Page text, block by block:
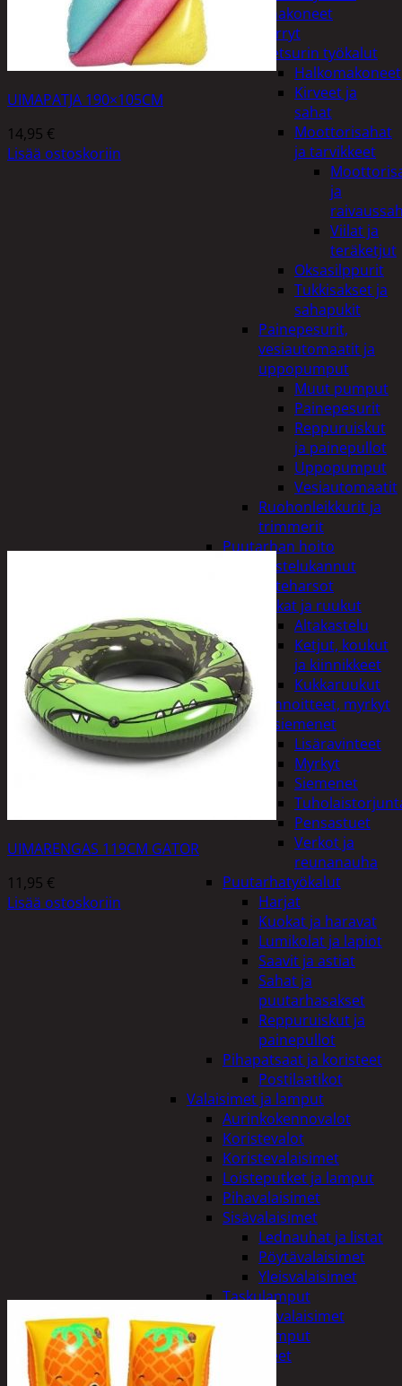
Puutarhakoneet
Kärryt
Metsurin työkalut
Halkomakoneet
Kirveet ja
sahat
Moottorisahat
ja tarvikkeet
ja
Viilat ja
teräketjut
Oksasilppurit
Tukkisakset ja
sahapukit
Painepesurit,
vesiautomaatit ja
uppopumput
Muut pumput
Painepesurit
Reppuruiskut
ja painepullot
Uppopumput
Vesiautomaatit
Ruohonleikkurit ja
trimmerit
Puutarhan hoito
Kastelukannut
Kateharsot
Kukat ja ruukut
Altakastelu
Ketjut, koukut
ja kiinnikkeet
Kukkaruukut
Lannoitteet, myrkyt
ja siemenet
Lisäravinteet
Myrkyt
Siemenet
Pensastuet
Verkot ja
reunanauha
Puutarhatyökalut
Harjat
Kuokat ja haravat
Lumikolat ja lapiot
Saavit ja astiat
Sahat ja
puutarhasakset
Reppuruiskut ja
painepullot
Pihapatsaat ja koristeet
Postilaatikot
Valaisimet ja lamput
Aurinkokennovalot
Koristevalot
Koristevalaisimet
Loisteputket ja lamput
Pihavalaisimet
Sisävalaisimet
Lednauhat ja listat
Pöytävalaisimet
Yleisvalaisimet
Taskulamput
Työmaavalaisimet
Taskulamput
Tarvikkeet
Työkalut
UIMAPATJA 190×105CM
14,95 €
Lisää ostoskoriin
UIMARENGAS 119CM GATOR
11,95 €
Lisää ostoskoriin